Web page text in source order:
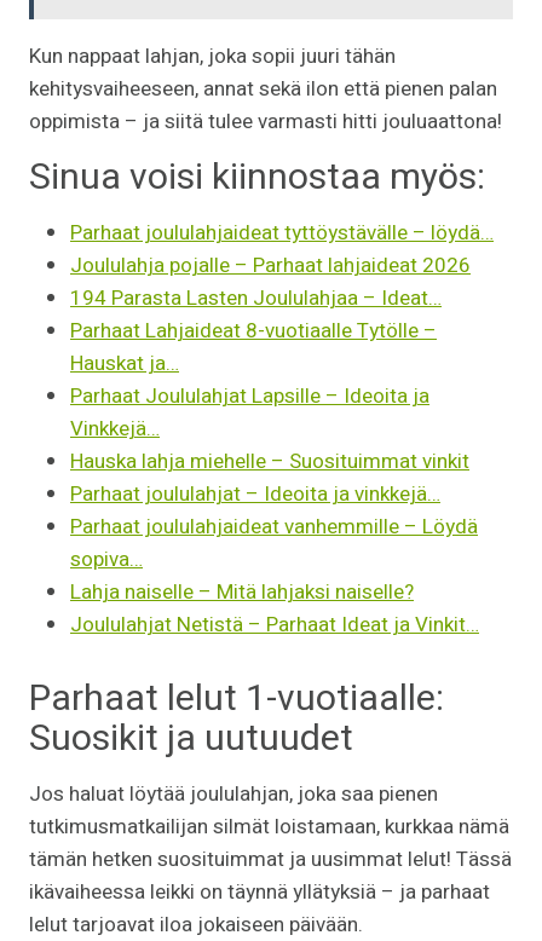
Kun nappaat lahjan, joka sopii juuri tähän
kehitysvaiheeseen, annat sekä ilon että pienen palan
oppimista – ja siitä tulee varmasti hitti jouluaattona!
Sinua voisi kiinnostaa myös:
Parhaat joululahjaideat tyttöystävälle – löydä…
Joululahja pojalle – Parhaat lahjaideat 2026
194 Parasta Lasten Joululahjaa – Ideat…
Parhaat Lahjaideat 8-vuotiaalle Tytölle –
Hauskat ja…
Parhaat Joululahjat Lapsille – Ideoita ja
Vinkkejä…
Hauska lahja miehelle – Suosituimmat vinkit
Parhaat joululahjat – Ideoita ja vinkkejä…
Parhaat joululahjaideat vanhemmille – Löydä
sopiva…
Lahja naiselle – Mitä lahjaksi naiselle?
Joululahjat Netistä – Parhaat Ideat ja Vinkit…
Parhaat lelut 1-vuotiaalle:
Suosikit ja uutuudet
Jos haluat löytää joululahjan, joka saa pienen
tutkimusmatkailijan silmät loistamaan, kurkkaa nämä
tämän hetken suosituimmat ja uusimmat lelut! Tässä
ikävaiheessa leikki on täynnä yllätyksiä – ja parhaat
lelut tarjoavat iloa jokaiseen päivään.